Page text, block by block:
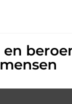
en
mensen